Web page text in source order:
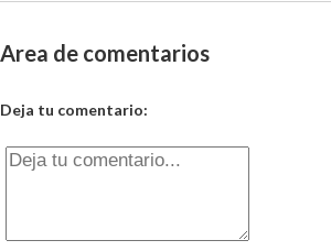
Area de comentarios
Deja tu comentario: